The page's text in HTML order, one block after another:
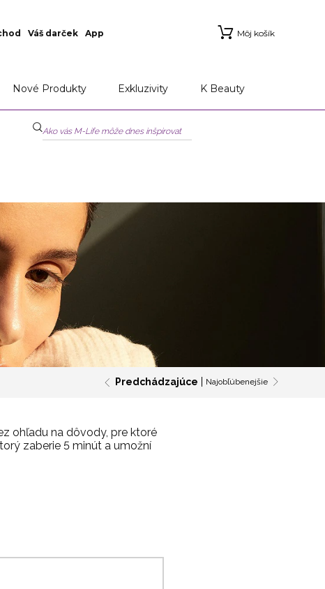
Váš darček App Môj košík
Nové Produkty Exkluzivity K Beauty
Predchádzajúce Najobľúbenejšie
ohľadu na dôvody, pre ktoré
zaberie 5 minút a umožní